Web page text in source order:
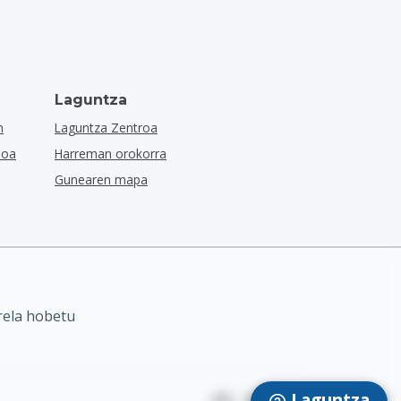
Laguntza
Laguntza Zentroa
Harreman orokorra
Gunearen mapa
hobetu